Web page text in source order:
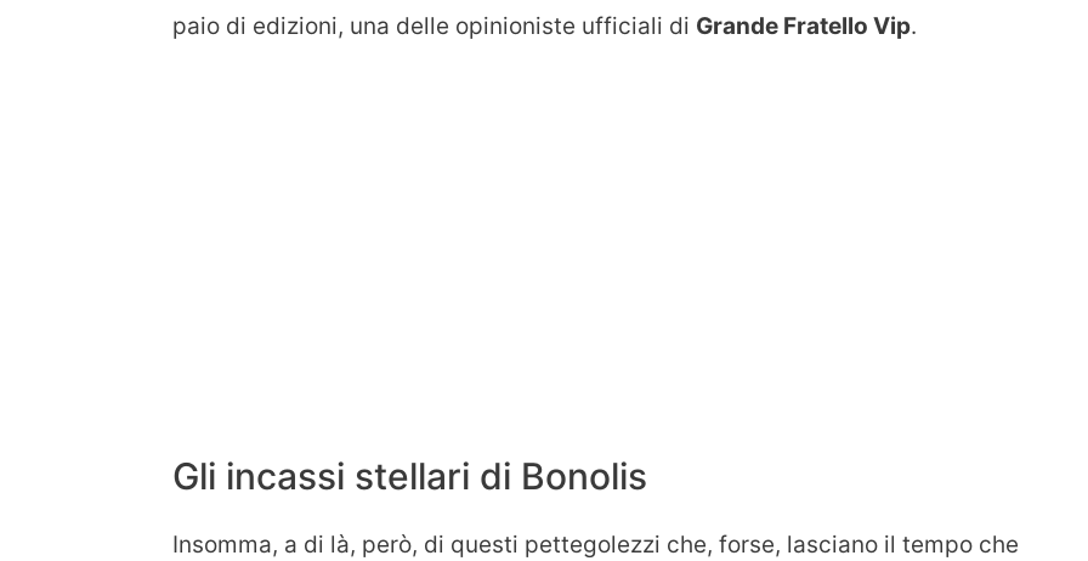
paio di edizioni, una delle opinioniste ufficiali di Grande Fratello Vip.
Gli incassi stellari di Bonolis
Insomma, a di là, però, di questi pettegolezzi che, forse, lasciano il tempo che